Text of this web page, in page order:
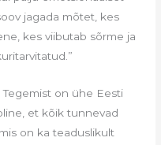
jagada mõtet, kes
kes viibutab sõrme ja
on ühe Eesti
et kõik tunnevad
on ka teaduslikult